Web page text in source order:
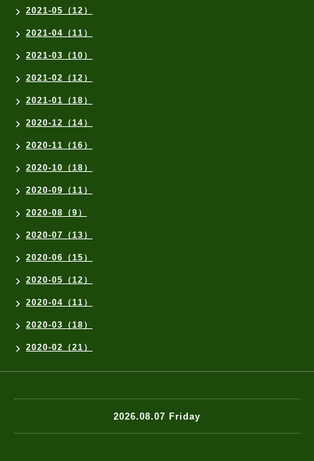
2021-05（12）
2021-04（11）
2021-03（10）
2021-02（12）
2021-01（18）
2020-12（14）
2020-11（16）
2020-10（18）
2020-09（11）
2020-08（9）
2020-07（13）
2020-06（15）
2020-05（12）
2020-04（11）
2020-03（18）
2020-02（21）
2026.08.07 Friday